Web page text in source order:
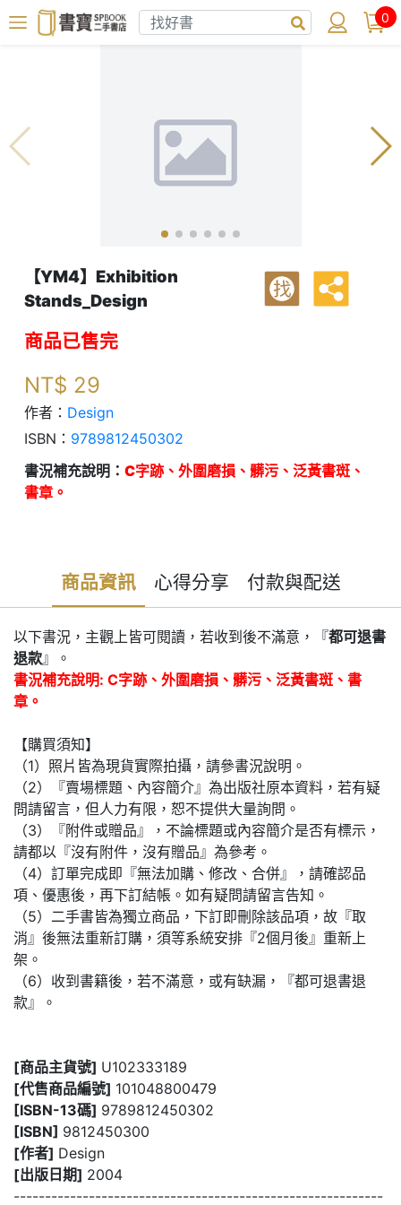
0
【YM4】Exhibition
Stands_Design
找
商品已售完
NT$ 29
作者： Design
ISBN： 9789812450302
書況補充說明： C字跡、外圍磨損、髒污、泛黃書斑、
書章。
商品資訊 心得分享 付款與配送
以下書況，主觀上皆可閱讀，若收到後不滿意，『都可退書
退款』。
書況補充說明: C字跡、外圍磨損、髒污、泛黃書斑、書
章。
【購買須知】
（1）照片皆為現貨實際拍攝，請參書況說明。
（2）『賣場標題、內容簡介』為出版社原本資料，若有疑
問請留言，但人力有限，恕不提供大量詢問。
（3）『附件或贈品』，不論標題或內容簡介是否有標示，
請都以『沒有附件，沒有贈品』為參考。
（4）訂單完成即『無法加購、修改、合併』，請確認品
項、優惠後，再下訂結帳。如有疑問請留言告知。
（5）二手書皆為獨立商品，下訂即刪除該品項，故『取
消』後無法重新訂購，須等系統安排『2個月後』重新上
架。
（6）收到書籍後，若不滿意，或有缺漏，『都可退書退
款』。
[商品主貨號] U102333189
[代售商品編號] 101048800479
[ISBN-13碼] 9789812450302
[ISBN] 9812450300
[作者] Design
[出版日期] 2004
-----------------------------------------------------------